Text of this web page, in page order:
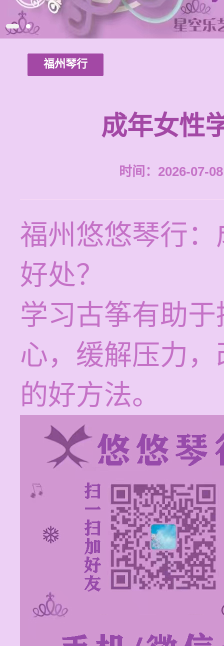
福州琴行
成年女性
时间：2026-07-
福州悠悠琴行
好处？
学习古筝有助
心，缓解压力
的好方法。